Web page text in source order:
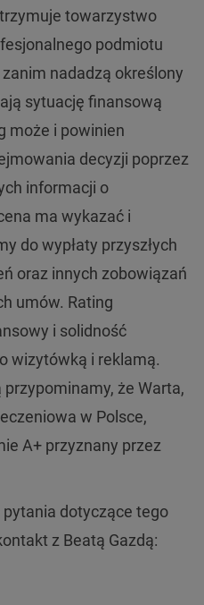
towarzystwo
podmiotu
nadadzą określony
sytuację finansową
może i powinien
decyzji poprzez
informacji o
ma wykazać i
do wypłaty przyszłych
oraz innych zobowiązań
umów. Rating
i solidność
wizytówką i reklamą.
że Warta,
w Polsce,
A+ przyznany przez
dotyczące tego
z Beatą Gazdą: